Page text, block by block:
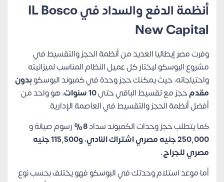
أنظمة الدفع والسداد في IL Bosco
New Capital
وفرت مصر إيطاليا العديد من أنظمة الحجز والتقسيط في
مشروع البوسكو ليختار كل عميل النظام المناسب لميزانيته
واحتياجاته، حيث يمكنك حجز وحدة في كمبوند البوسكوبدون
مقدمحجز مع تقسيط الباقي حتى10 سنوات
، هو واحد من
أفضل أنظمة الحجز والتقسيط في العاصمة الإدارية.
كما يتطلب حجز وحدات الكمبوند سداد8%
رسوم صيانة و
250,000 جنيه مصري اشتراك النادي
،
و115,500 جنيه
مصري للجراج.
أما موعد استلام وحدتك في البوسكو فهو يختلف بحسب نوع